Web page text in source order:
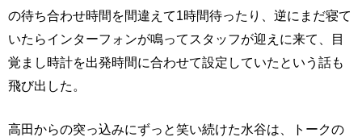
の待ち合わせ時間を間違えて1時間待ったり、逆にまだ寝て
いたらインターフォンが鳴ってスタッフが迎えに来て、目
覚まし時計を出発時間に合わせて設定していたという話も
飛び出した。
高田からの突っ込みにずっと笑い続けた水谷は、トークの